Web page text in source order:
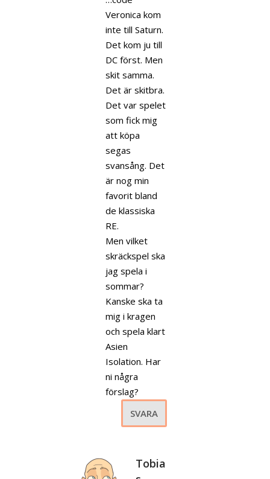
Veronica kom
inte till Saturn.
Det kom ju till
DC först. Men
skit samma.
Det är skitbra.
Det var spelet
som fick mig
att köpa
segas
svansång. Det
är nog min
favorit bland
de klassiska
RE.
Men vilket
skräckspel ska
jag spela i
sommar?
Kanske ska ta
mig i kragen
och spela klart
Asien
Isolation. Har
ni några
förslag?
SVARA
Tobia